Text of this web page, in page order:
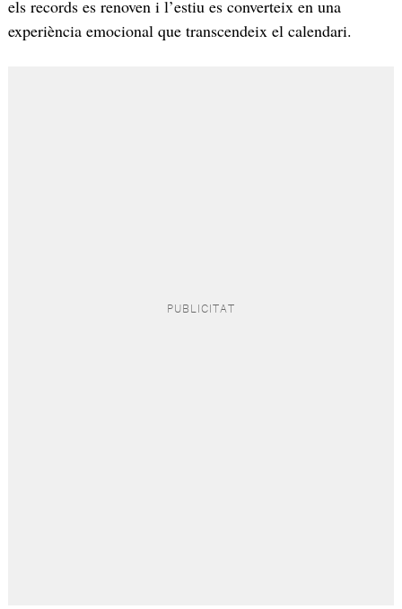
els records es renoven i l’estiu es converteix en una
experiència emocional que transcendeix el calendari.